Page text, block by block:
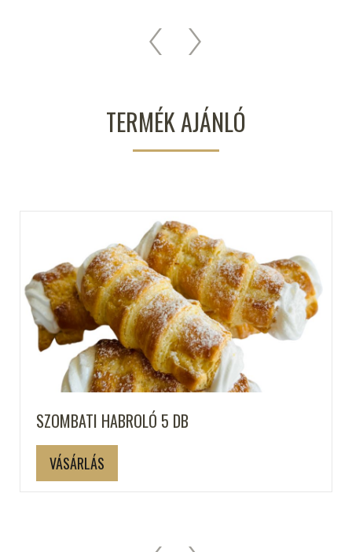
TERMÉK AJÁNLÓ
SZOMBATI HABROLÓ 5 DB
VÁSÁRLÁS